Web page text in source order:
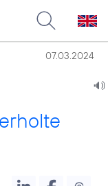
07.03.2024